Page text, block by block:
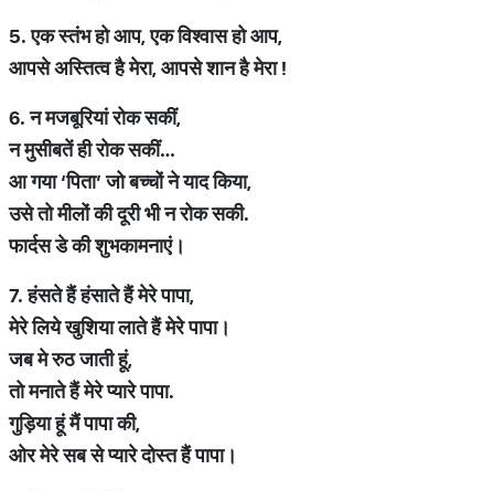
5.एकस्तंभहोआप,एकविश्वासहोआप,
आपसेअस्तित्वहैमेरा,आपसेशानहैमेरा!
6.नमजबूरियांरोकसकीं,
नमुसीबतेंहीरोकसकीं…
आगया ‘पिता’ जोबच्चोंनेयादकिया,
उसेतोमीलोंकीदूरीभीनरोकसकी.
फार्दसडेकीशुभकामनाएं।
7.हंसतेहैंहंसातेहैंमेरेपापा,
मेरेलियेखुशियालातेहैंमेरेपापा।
जबमेरुठजातीहूं,
तोमनातेहैंमेरेप्यारेपापा.
गुड़ियाहूंमैंपापाकी,
ओरमेरेसबसेप्यारेदोस्तहैंपापा।